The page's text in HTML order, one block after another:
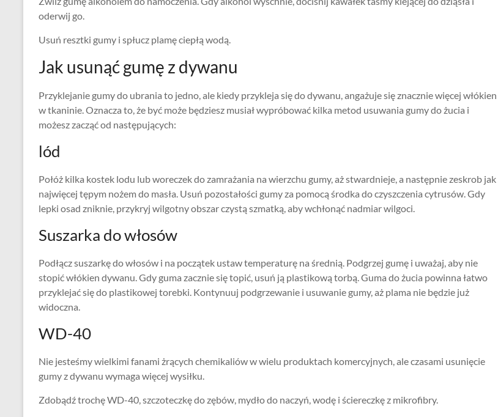
oderwij go.
Usuń resztki gumy i spłucz plamę ciepłą wodą.
Jak usunąć gumę z dywanu
Przyklejanie gumy do ubrania to jedno, ale kiedy przykleja się do dywanu, angażuje się znacznie więcej włókien
w tkaninie. Oznacza to, że być może będziesz musiał wypróbować kilka metod usuwania gumy do żucia i
możesz zacząć od następujących:
lód
Połóż kilka kostek lodu lub woreczek do zamrażania na wierzchu gumy, aż stwardnieje, a następnie zeskrob jak
najwięcej tępym nożem do masła. Usuń pozostałości gumy za pomocą środka do czyszczenia cytrusów. Gdy
lepki osad zniknie, przykryj wilgotny obszar czystą szmatką, aby wchłonąć nadmiar wilgoci.
Suszarka do włosów
Podłącz suszarkę do włosów i na początek ustaw temperaturę na średnią. Podgrzej gumę i uważaj, aby nie
stopić włókien dywanu. Gdy guma zacznie się topić, usuń ją plastikową torbą. Guma do żucia powinna łatwo
przyklejać się do plastikowej torebki. Kontynuuj podgrzewanie i usuwanie gumy, aż plama nie będzie już
widoczna.
WD-40
Nie jesteśmy wielkimi fanami żrących chemikaliów w wielu produktach komercyjnych, ale czasami usunięcie
gumy z dywanu wymaga więcej wysiłku.
Zdobądź trochę WD-40, szczoteczkę do zębów, mydło do naczyń, wodę i ściereczkę z mikrofibry.